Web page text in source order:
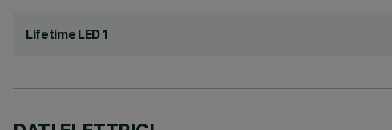
Lifetime LED 1